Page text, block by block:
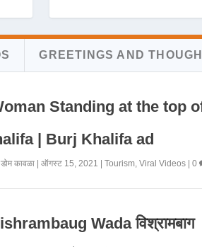
GREETINGS AND
Standing at the top
| Burj Khalifa ad
डोम कावळा| ऑगस्ट 15, 2021 Tourism, Viral Videos| 0
Wada विश्रामबाग